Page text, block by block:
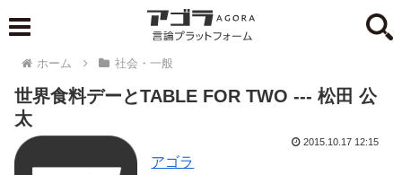
ホーム 社会・一般
世界食料デーとTABLE FOR TWO --- 松田 公
太
アゴラ
2015.10.17 12:15